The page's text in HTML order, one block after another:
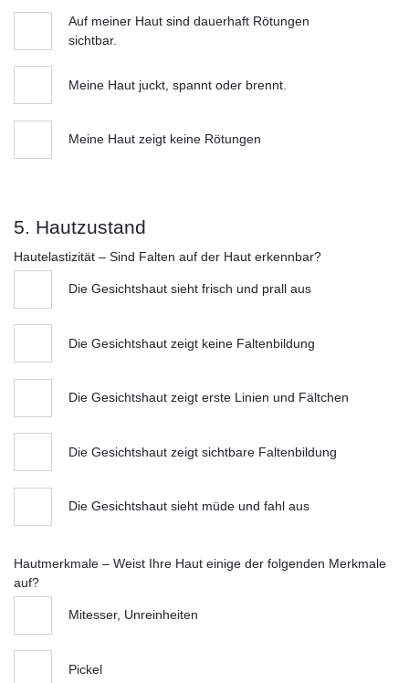
Auf meiner Haut sind dauerhaft Rötungen
sichtbar.
Meine Haut juckt, spannt oder brennt.
Meine Haut zeigt keine Rötungen
5. Hautzustand
Hautelastizität – Sind Falten auf der Haut erkennbar?
Die Gesichtshaut sieht frisch und prall aus
Die Gesichtshaut zeigt keine Faltenbildung
Die Gesichtshaut zeigt erste Linien und Fältchen
Die Gesichtshaut zeigt sichtbare Faltenbildung
Die Gesichtshaut sieht müde und fahl aus
Hautmerkmale – Weist Ihre Haut einige der folgenden Merkmale
auf?
Mitesser, Unreinheiten
Pickel